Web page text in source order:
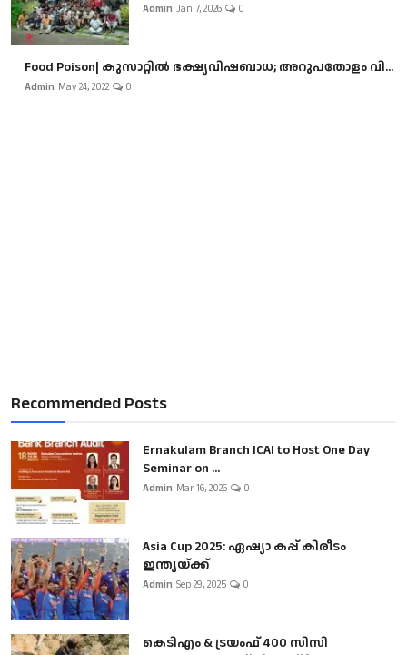
Admin Jan 7, 2026 0
Food Poison| കുസാറ്റില്‍ ഭക്ഷ്യവിഷബാധ; അറുപതോളം വി...
Admin May 24, 2022 0
Recommended Posts
Ernakulam Branch ICAI to Host One Day
Seminar on ...
Admin Mar 16, 2026 0
Asia Cup 2025: ഏഷ്യാ കപ്പ് കിരീടം
ഇന്ത്യയ്ക്ക്
Admin Sep 29, 2025 0
കെടിഎം & ട്രയംഫ് 400 സിസി